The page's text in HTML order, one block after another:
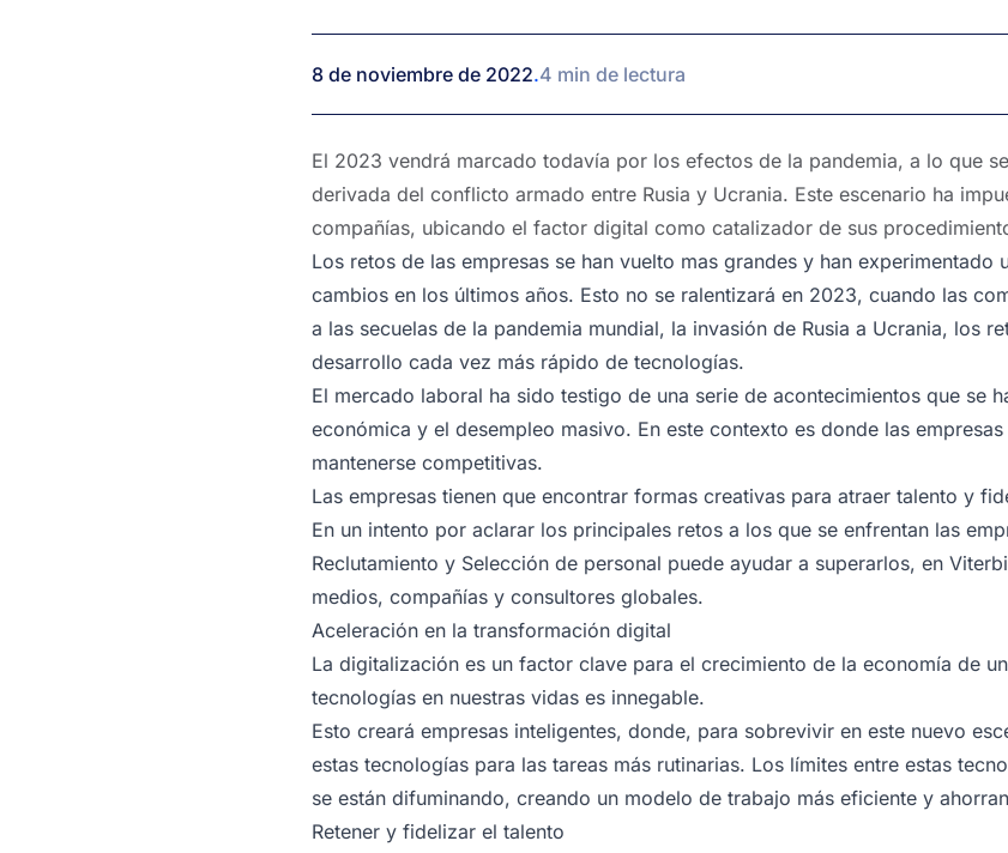
8 de noviembre de 2022.4 min de lectura
El 2023 vendrá marcado todavía por los efectos de la pandemia, a lo que
derivada del conflicto armado entre Rusia y Ucrania. Este escenario ha
compañías, ubicando el factor digital como catalizador de sus
Los retos de las empresas se han vuelto mas grandes y han experimentado
cambios en los últimos años. Esto no se ralentizará en 2023, cuando las
a las secuelas de la pandemia mundial, la invasión de Rusia a Ucrania, los
desarrollo cada vez más rápido de tecnologías.
El mercado laboral ha sido testigo de una serie de acontecimientos que se
económica y el desempleo masivo. En este contexto es donde las
mantenerse competitivas.
Las empresas tienen que encontrar formas creativas para atraer talento y
En un intento por aclarar los principales retos a los que se enfrentan las
Reclutamiento y Selección de personal puede ayudar a superarlos, en
medios, compañías y consultores globales.
Aceleración en la transformación digital
La digitalización es un factor clave para el crecimiento de la economía de
tecnologías en nuestras vidas es innegable.
Esto creará empresas inteligentes, donde, para sobrevivir en este nuevo
estas tecnologías para las tareas más rutinarias. Los límites entre estas
se están difuminando, creando un modelo de trabajo más eficiente y
Retener y fidelizar el talento